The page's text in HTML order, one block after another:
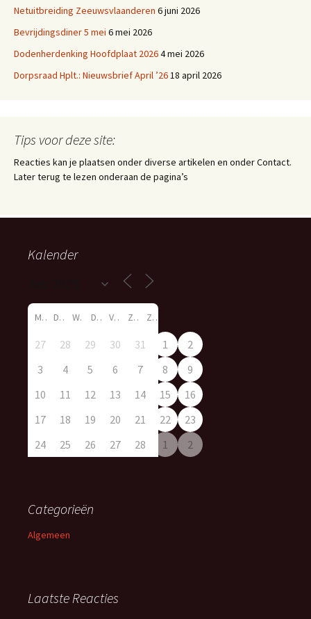
Netuitbreiding Zeeuwsvlaanderen 6 juni 2026
Bevrijdingsdiner 5 mei 6 mei 2026
Dodenherdenking Hoofdplaat 20264 mei 2026
Dorpsraad Hplt.: Nieuwsbrief April ’2618 april 2026
Tips voor deze site:
Reacties kan je plaatsen onder diverse artikelen en onder Contact.
Later terug te lezen onderaan de pagina’s
Kalender
M D W D V Z Z
27 28 29 30 31 1
2
3
4 5 6 7 8
9
10
11 12 13 14 15
16
17
18 19 20 21 22
23
24
25 26 27 28 1 2
Categorieën
Algemeen
Laatste Reacties